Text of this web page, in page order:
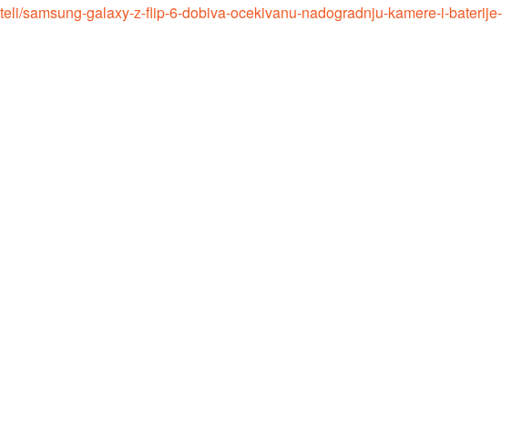
samsung-galaxy-z-flip-6-dobiva-ocekivanu-nadogradnju-kamere-i-baterije-